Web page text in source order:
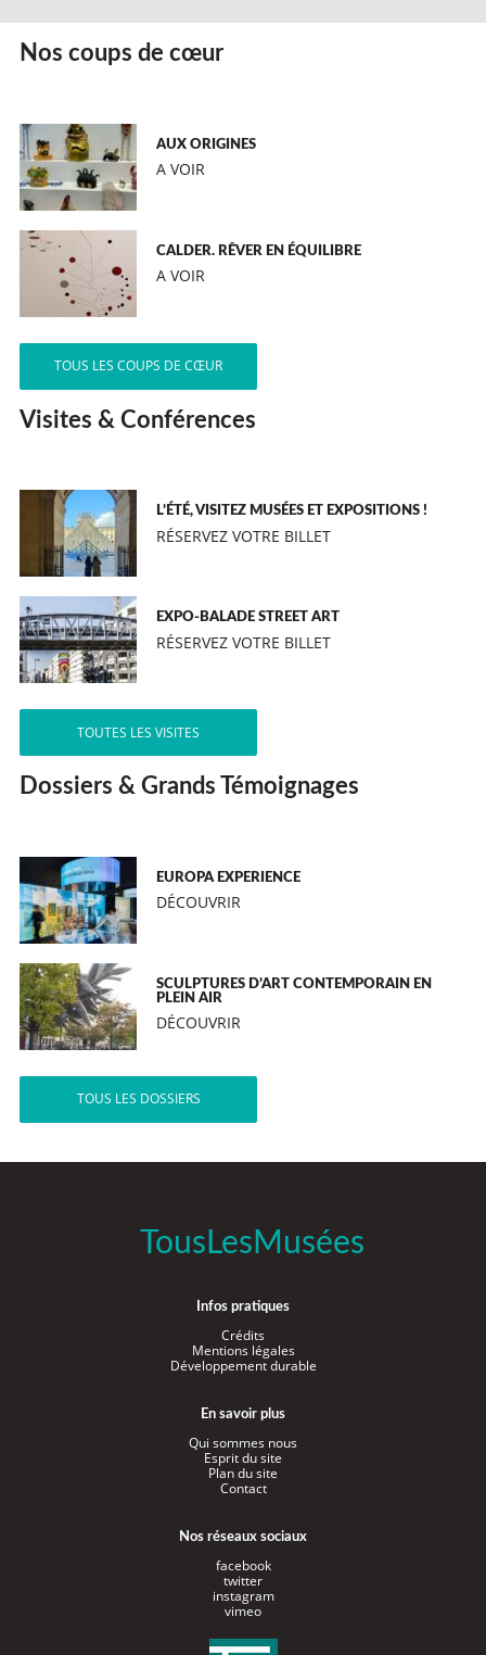
Nos coups de cœur
AUX ORIGINES
A VOIR
CALDER. RÊVER EN ÉQUILIBRE
A VOIR
TOUS LES COUPS DE CŒUR
Visites & Conférences
L’ÉTÉ, VISITEZ MUSÉES ET EXPOSITIONS !
RÉSERVEZ VOTRE BILLET
EXPO-BALADE STREET ART
RÉSERVEZ VOTRE BILLET
TOUTES LES VISITES
Dossiers & Grands Témoignages
EUROPA EXPERIENCE
DÉCOUVRIR
SCULPTURES D’ART CONTEMPORAIN EN
PLEIN AIR
DÉCOUVRIR
TOUS LES DOSSIERS
TousLesMusées
Infos pratiques
Crédits
Mentions légales
Développement durable
En savoir plus
Qui sommes nous
Esprit du site
Plan du site
Contact
Nos réseaux sociaux
facebook
twitter
instagram
vimeo